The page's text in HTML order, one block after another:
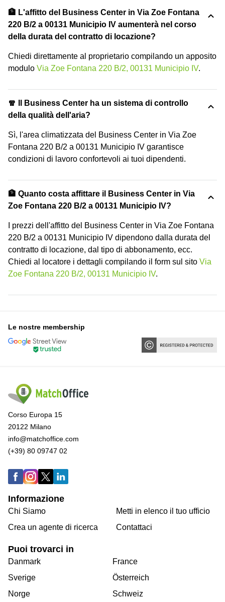
🏦 L'affitto del Business Center in Via Zoe Fontana
220 B/2 a 00131 Municipio IV aumenterà nel corso
della durata del contratto di locazione?
Chiedi direttamente al proprietario compilando un apposito
modulo Via Zoe Fontana 220 B/2, 00131 Municipio IV.
🧣 Il Business Center ha un sistema di controllo
della qualità dell'aria?
Sì, l'area climatizzata del Business Center in Via Zoe
Fontana 220 B/2 a 00131 Municipio IV garantisce
condizioni di lavoro confortevoli ai tuoi dipendenti.
🏦 Quanto costa affittare il Business Center in Via
Zoe Fontana 220 B/2 a 00131 Municipio IV?
I prezzi dell'affitto del Business Center in Via Zoe Fontana
220 B/2 a 00131 Municipio IV dipendono dalla durata del
contratto di locazione, dal tipo di abbonamento, ecc.
Chiedi al locatore i dettagli compilando il form sul sito Via
Zoe Fontana 220 B/2, 00131 Municipio IV.
Le nostre membership
Corso Europa 15
20122 Milano
info@matchoffice.com
(+39) 80 09747 02
Informazione
Chi Siamo
Crea un agente di ricerca
Metti in elenco il tuo ufficio
Contattaci
Puoi trovarci in
Danmark
Sverige
Norge
France
Österreich
Schweiz